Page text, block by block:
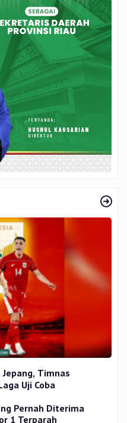
Timnas
Uji Coba
Pernah Diterima
1 Terparah